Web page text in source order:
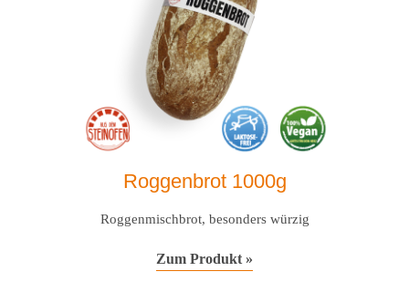
Roggenbrot 1000g
Roggenmischbrot, besonders würzig
Zum Produkt »